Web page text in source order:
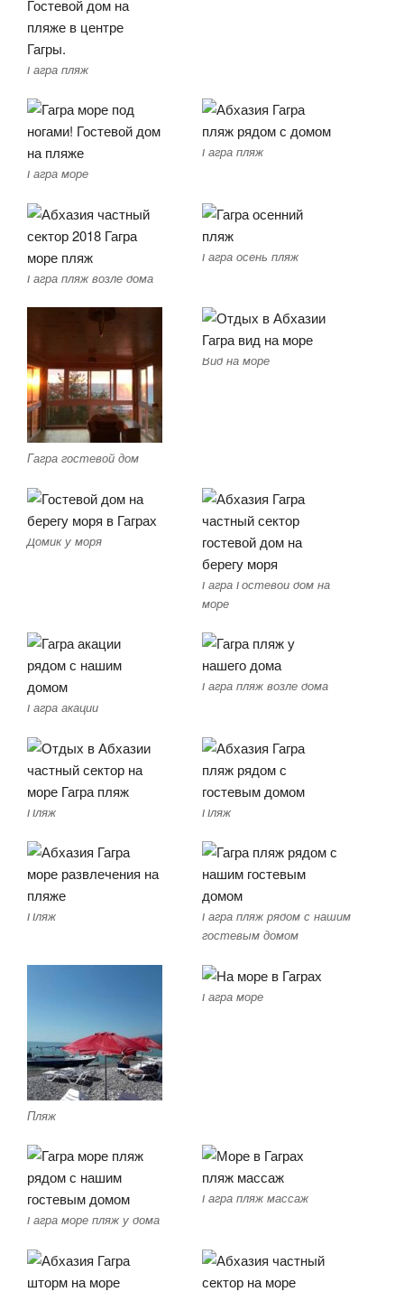
Гагра пляж
Гагра море
Гагра пляж
Гагра пляж возле дома
Гагра осень пляж
Гагра гостевой дом
Вид на море
Домик у моря
Гагра Гостевой дом на
море
Гагра акации
Гагра пляж возле дома
Пляж Пляж
Пляж
Гагра пляж рядом с нашим
гостевым домом
Пляж
Гагра море
Гагра море пляж у дома
Гагра пляж массаж